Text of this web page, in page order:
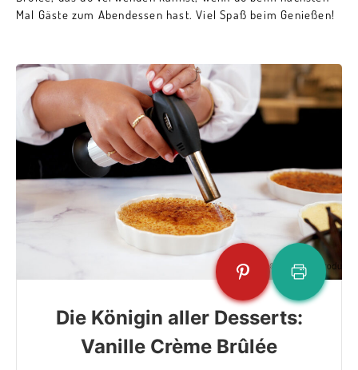
Mal Gäste zum Abendessen hast. Viel Spaß beim Genießen!
Die Königin aller Desserts:
Vanille Crème Brûlée